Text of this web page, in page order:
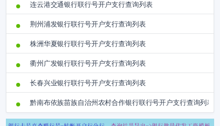
连云港交通银行联行号开户支行查询列表
荆州浦发银行联行号开户支行查询列表
株洲华夏银行联行号开户支行查询列表
衢州广发银行联行号开户支行查询列表
长春兴业银行联行号开户支行查询列表
黔南布依族苗族自治州农村合作银行联行号开户支行查询列表